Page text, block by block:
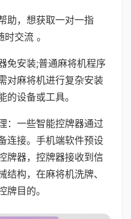
助，想获取一对一指
交流 。
免安装;普通麻将机程序
对麻将机进行复杂安装
设备或工具。
：一些智能控牌器通过
连接。手机端软件预设
牌器，控牌器接收到信
构，在麻将机洗牌、
目的。